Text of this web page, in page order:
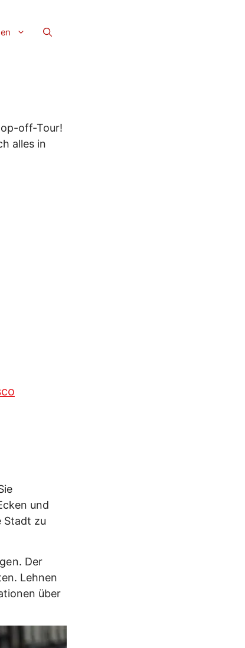
off-Tour!
alles in
und
Stadt zu
Der
Lehnen
über